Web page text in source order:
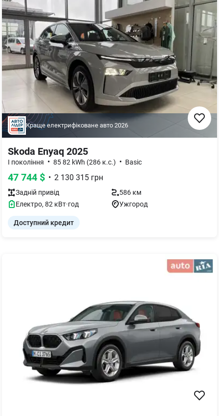
Краще електрифіковане авто 2026
Skoda Enyaq 2025
I покоління • 85 82 kWh (286 к.с.) • Basic
47 744 $ • 2 130 315 грн
Задній привід
586 км
Електро, 82 кВт·год Ужгород
Доступний кредит